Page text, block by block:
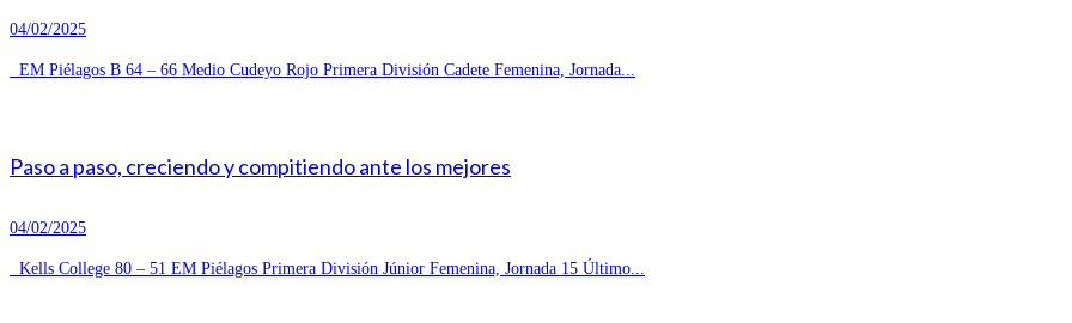
04/02/2025
EM Piélagos B 64 – 66 Medio Cudeyo Rojo Primera División Cadete Femenina, Jornada...
Paso a paso, creciendo y compitiendo ante los mejores
04/02/2025
Kells College 80 – 51 EM Piélagos Primera División Júnior Femenina, Jornada 15 Último...